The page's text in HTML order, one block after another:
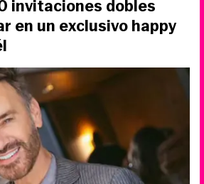
invitaciones dobles
en un exclusivo happy